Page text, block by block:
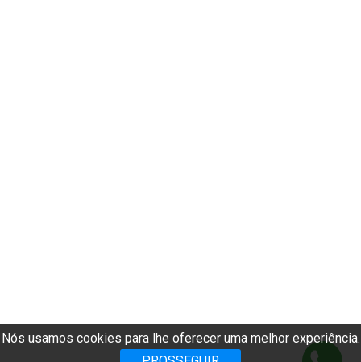
Nós usamos cookies para lhe oferecer uma melhor experiência.